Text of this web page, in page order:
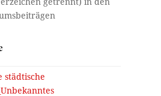
städtische